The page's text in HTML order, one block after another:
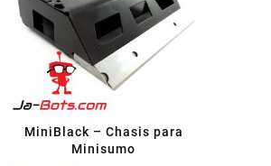
MiniBlack – Chasis para
Minisumo